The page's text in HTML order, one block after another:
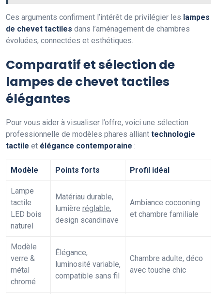
Ces arguments confirment l’intérêt de privilégier les lampes
de chevet tactiles dans l’aménagement de chambres
évoluées, connectées et esthétiques.
Comparatif et sélection de
lampes de chevet tactiles
élégantes
Pour vous aider à visualiser l’offre, voici une sélection
professionnelle de modèles phares alliant technologie
tactile et élégance contemporaine :
Modèle Points forts Profil idéal
Lampe
tactile
LED bois
naturel
Matériau durable,
lumière réglable,
design scandinave
Ambiance cocooning
et chambre familiale
Modèle
verre &
métal
chromé
Élégance,
luminosité variable,
compatible sans fil
Chambre adulte, déco
avec touche chic